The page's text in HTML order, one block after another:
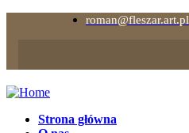
roman@fleszar.art.pl
Strona główna